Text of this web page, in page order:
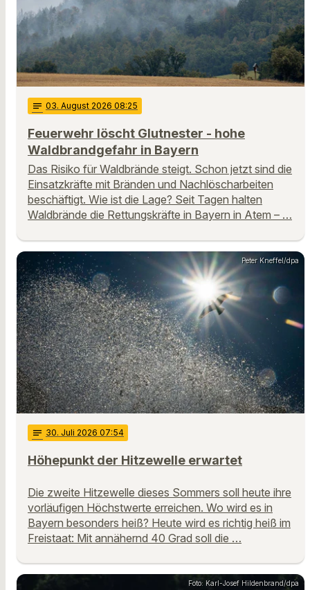
notes 03. August 2026 08:25
Feuerwehr löscht Glutnester - hohe
Waldbrandgefahr in Bayern
Das Risiko für Waldbrände steigt. Schon jetzt sind die
Einsatzkräfte mit Bränden und Nachlöscharbeiten
beschäftigt. Wie ist die Lage? Seit Tagen halten
Waldbrände die Rettungskräfte in Bayern in Atem – …
Peter Kneffel/dpa
notes 30. Juli 2026 07:54
Höhepunkt der Hitzewelle erwartet
Die zweite Hitzewelle dieses Sommers soll heute ihre
vorläufigen Höchstwerte erreichen. Wo wird es in
Bayern besonders heiß? Heute wird es richtig heiß im
Freistaat: Mit annähernd 40 Grad soll die …
Foto: Karl-Josef Hildenbrand/dpa